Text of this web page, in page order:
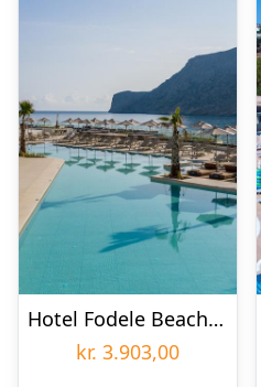
Hotel Fodele Beach & Waterpark Holiday Resort
kr. 3.903,00